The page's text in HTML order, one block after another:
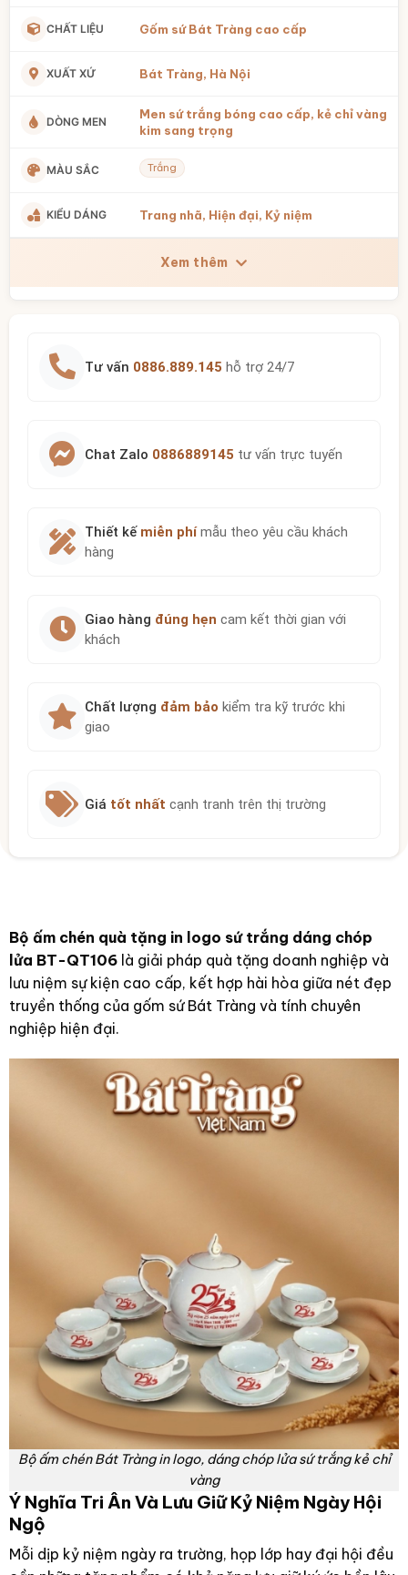
CHẤT LIỆU Gốm sứ Bát Tràng cao cấp
XUẤT XỨ Bát Tràng, Hà Nội
DÒNG MEN
Men sứ trắng bóng cao cấp, kẻ chỉ vàng
kim sang trọng
MÀU SẮC Trắng
KIỂU DÁNG Trang nhã, Hiện đại, Kỷ niệm
Xem thêm
Tư vấn 0886.889.145 hỗ trợ 24/7
Chat Zalo 0886889145 tư vấn trực tuyến
Thiết kế miễn phí mẫu theo yêu cầu khách
hàng
Giao hàng đúng hẹn cam kết thời gian với
khách
Chất lượng đảm bảo kiểm tra kỹ trước khi
giao
Giá tốt nhất cạnh tranh trên thị trường
Bộ ấm chén quà tặng in logo sứ trắng dáng chóp
lửa BT-QT106là giải pháp quà tặng doanh nghiệp và
lưu niệm sự kiện cao cấp, kết hợp hài hòa giữa nét đẹp
truyền thống của gốm sứ Bát Tràng và tính chuyên
nghiệp hiện đại.
Bộ ấm chén Bát Tràng in logo, dáng chóp lửa sứ trắng kẻ chỉ
vàng
Ý Nghĩa Tri Ân Và Lưu Giữ Kỷ Niệm Ngày Hội
Ngộ
Mỗi dịp kỷ niệm ngày ra trường, họp lớp hay đại hội đều